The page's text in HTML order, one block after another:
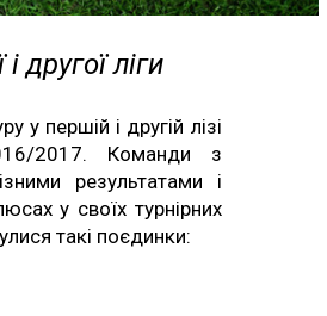
другої ліги
у першій і другій лізі
2017. Команди з
результатами і
у своїх турнірних
такі поєдинки: